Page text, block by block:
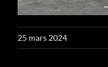
25 mars 2024